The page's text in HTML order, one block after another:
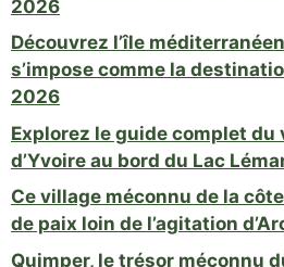
2026
Découvrez l’île
s’impose comme la
2026
Explorez le guide complet du
d’Yvoire au bord du Lac
Ce village méconnu de la
de paix loin de l’agitation
Quimper, le trésor méconnu